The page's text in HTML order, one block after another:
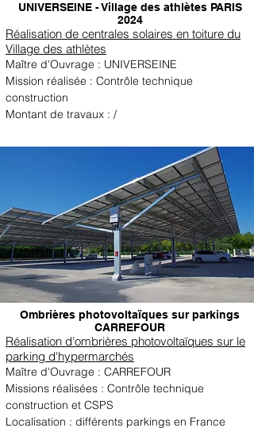
UNIVERSEINE - Village des athlètes PARIS
2024
Réalisation de centrales solaires en toiture du
Village des athlètes
Maître d'Ouvrage : UNIVERSEINE
Mission réalisée : Contrôle technique
construction
Montant de travaux : /
Ombrières photovoltaïques sur parkings
CARREFOUR
Réalisation d'ombrières photovoltaïques sur le
parking d'hypermarchés
Maître d'Ouvrage : CARREFOUR
Missions réalisées : Contrôle technique
construction et CSPS
Localisation : différents parkings en France